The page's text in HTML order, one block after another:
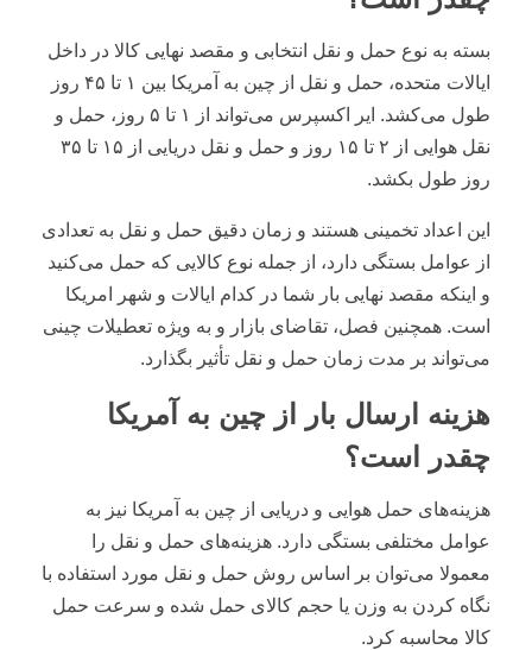
بسته به نوع حمل و نقل انتخابی و مقصد نهایی کالا در داخل
ایالات متحده، حمل و نقل از چین به آمریکا بین ۱ تا ۴۵ روز
طول می‌کشد. ایر اکسپرس می‌تواند از ۱ تا ۵ روز، حمل و
نقل هوایی از ۲ تا ۱۵ روز و حمل و نقل دریایی از ۱۵ تا ۳۵
روز طول بکشد.
این اعداد تخمینی هستند و زمان دقیق حمل و نقل به تعدادی
از عوامل بستگی دارد، از جمله نوع کالایی که حمل می‌کنید
و اینکه مقصد نهایی بار شما در کدام ایالات و شهر امریکا
است. همچنین فصل، تقاضای بازار و به ویژه تعطیلات چینی
می‌تواند بر مدت زمان حمل و نقل تأثیر بگذارد.
هزینه ارسال بار از چین به آمریکا
چقدر است؟
هزینه‌های حمل هوایی و دریایی از چین به آمریکا نیز به
عوامل مختلفی بستگی دارد. هزینه‌های حمل و نقل را
معمولا می‌توان بر اساس روش حمل و نقل مورد استفاده با
نگاه کردن به وزن یا حجم کالای حمل شده و سرعت حمل
کالا محاسبه کرد.